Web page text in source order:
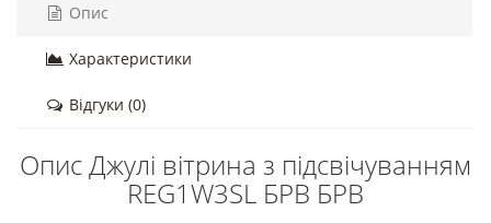
Опис
Характеристики
Відгуки (0)
Опис Джулі вітрина з підсвічуванням
REG1W3SL БРВ БРВ